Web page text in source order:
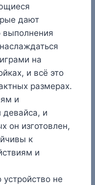
дают
на
и всё это
размерах.
и
девайса, и
он изготовлен,
к
и
не